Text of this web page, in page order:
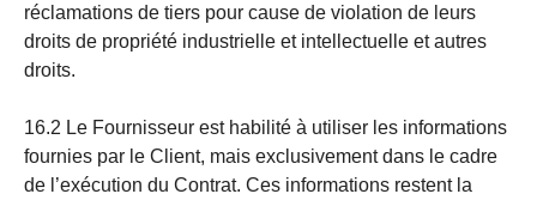
réclamations de tiers pour cause de violation de leurs
droits de propriété industrielle et intellectuelle et autres
droits.
16.2 Le Fournisseur est habilité à utiliser les informations
fournies par le Client, mais exclusivement dans le cadre
de l’exécution du Contrat. Ces informations restent la